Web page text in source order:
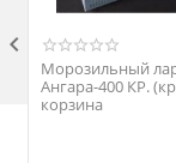
Морозильный
Ангара-400 КР.
корзина
